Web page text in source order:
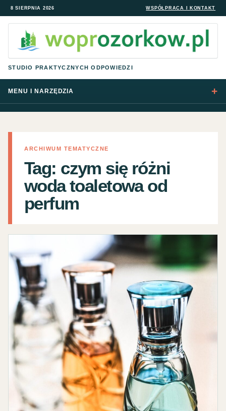
8 SIERPNIA 2026 WSPÓŁPRACA I KONTAKT
STUDIO PRAKTYCZNYCH ODPOWIEDZI
MENU I NARZĘDZIA
ARCHIWUM TEMATYCZNE
Tag: czym się różni
woda toaletowa od
perfum